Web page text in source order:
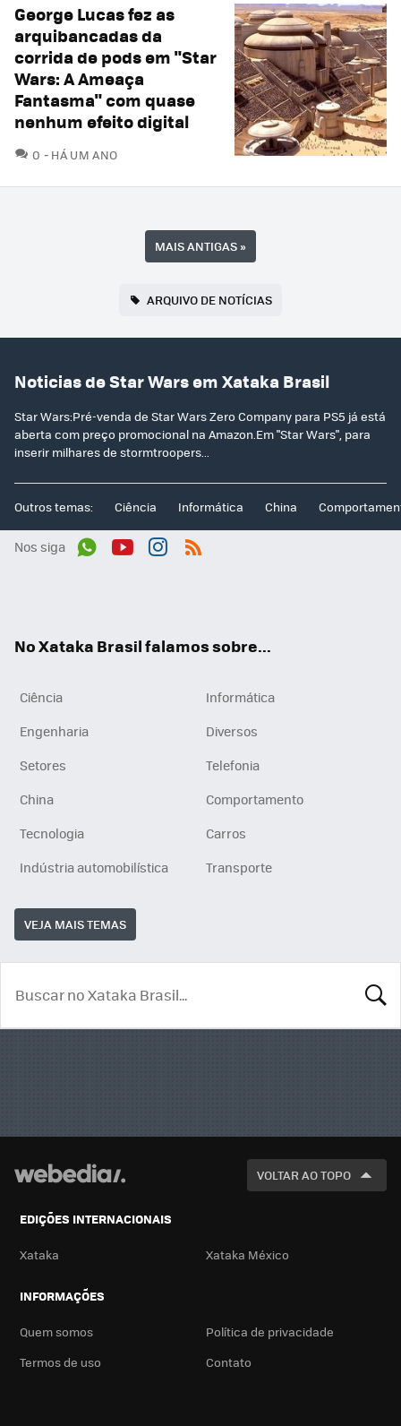
George Lucas fez as
arquibancadas da
corrida de pods em "Star
Wars: A Ameaça
Fantasma" com quase
nenhum efeito digital
0 COMENTÁRIOS
HÁ UM ANO
MAIS ANTIGAS»
ARQUIVO DE NOTÍCIAS
Noticias de Star Wars em Xataka Brasil
Star Wars:Pré-venda de Star Wars Zero Company para PS5 já está
aberta com preço promocional na Amazon.Em "Star Wars", para
inserir milhares de stormtroopers...
Outros temas: Ciência Informática China
Nos siga
No Xataka Brasil falamos sobre...
Ciência
Informática
Engenharia
Diversos
Setores
Telefonia
China
Comportamento
Tecnologia
Carros
Indústria automobilística
Transporte
VEJA MAIS TEMAS
VOLTAR AO TOPO
EDIÇÕES INTERNACIONAIS
Xataka Xataka México
INFORMAÇÕES
Quem somos
Política de privacidade
Termos de uso
Contato